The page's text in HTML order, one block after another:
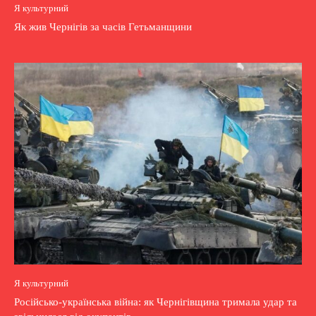
Я культурний
Як жив Чернігів за часів Гетьманщини
Я культурний
Російсько-українська війна: як Чернігівщина тримала удар та